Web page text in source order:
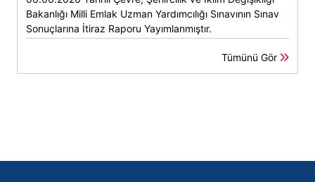
Bakanlığı Milli Emlak Uzman Yardımcılığı Sınavının Sınav
Sonuçlarına İtiraz Raporu Yayımlanmıştır.
Tümünü Gör